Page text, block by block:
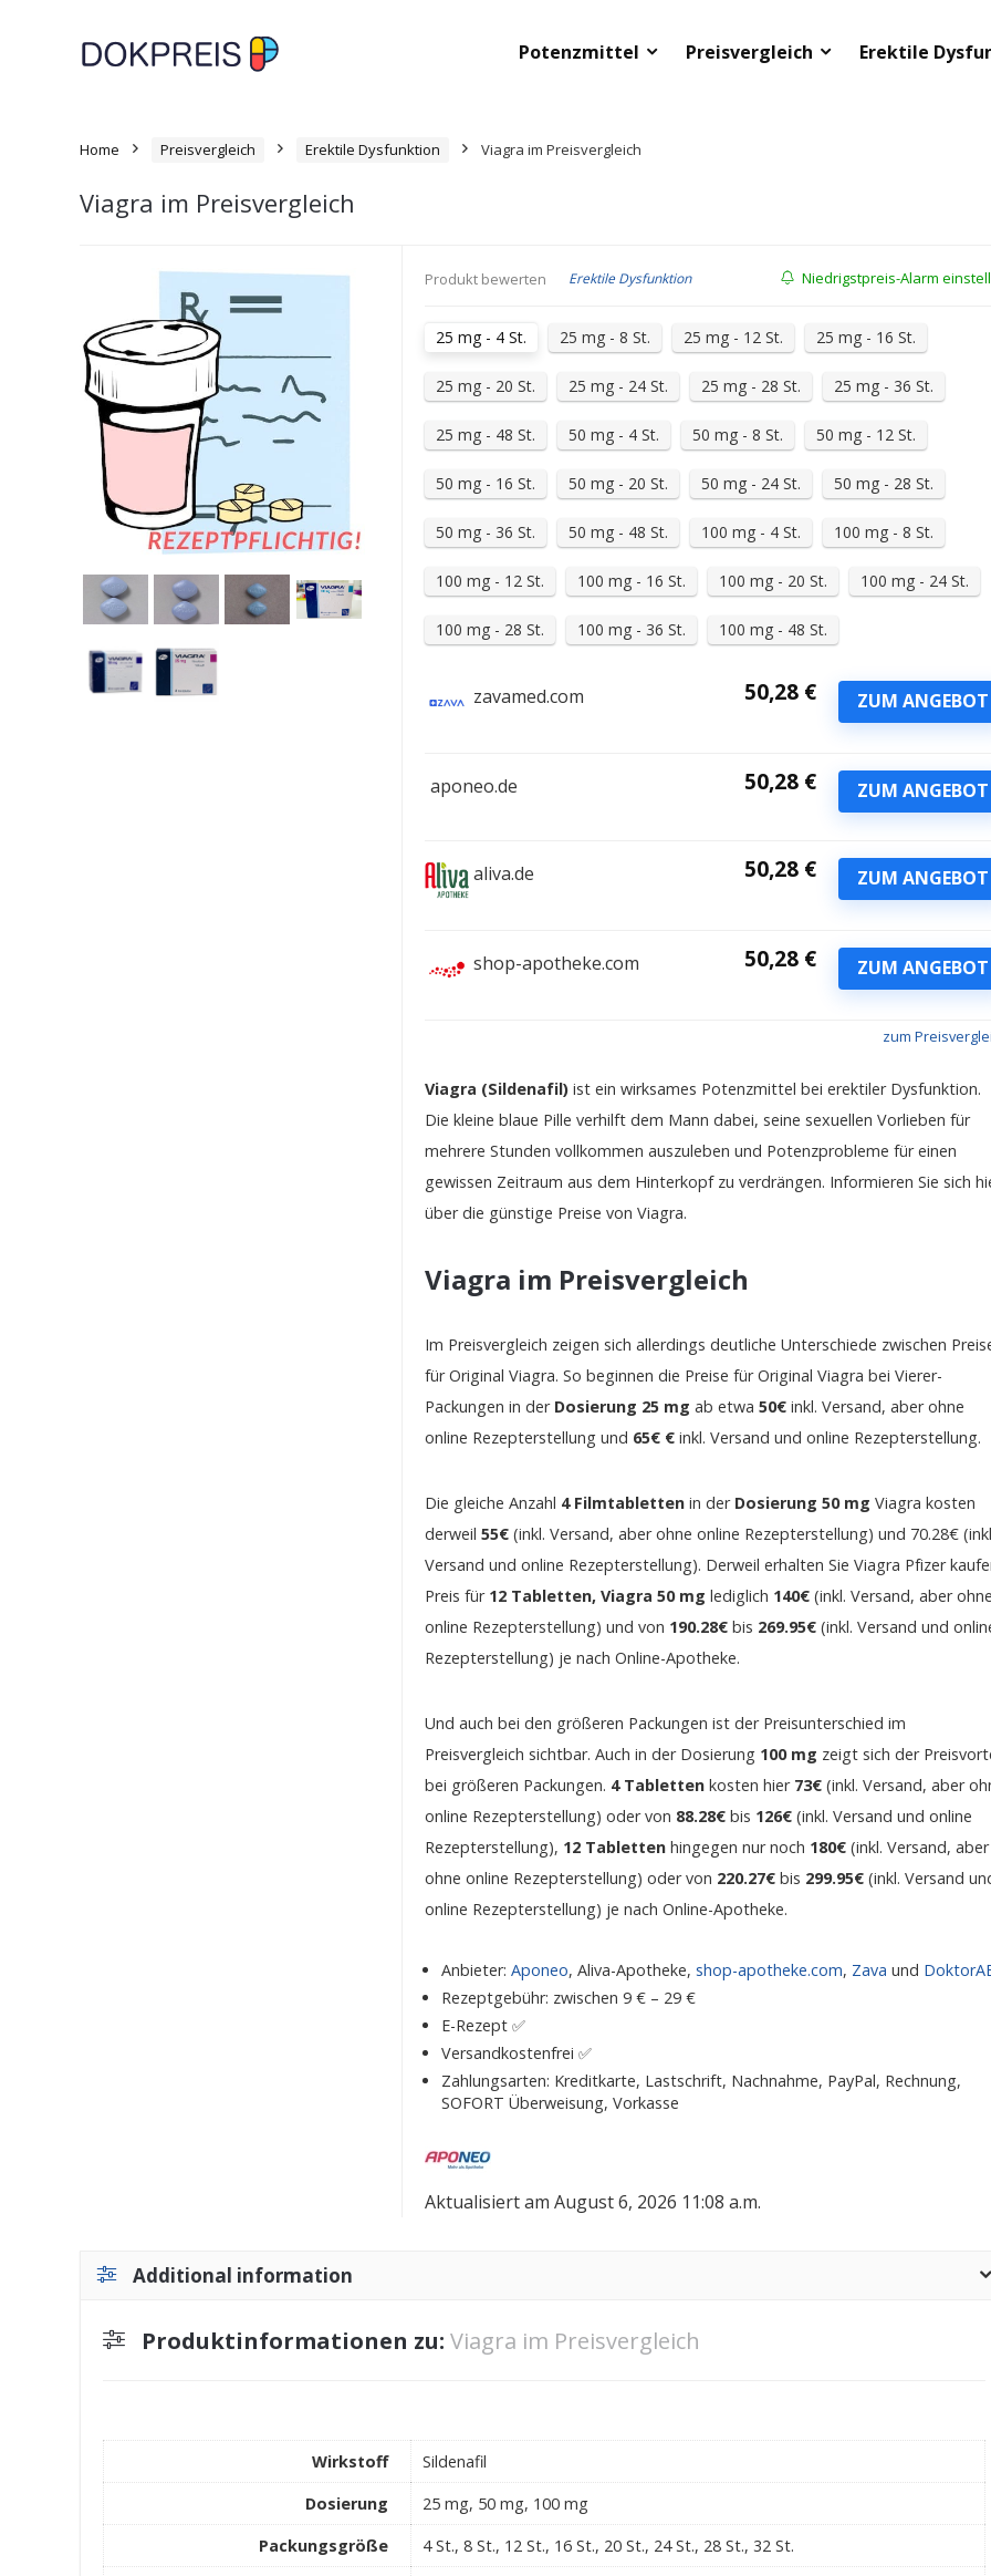
Potenzmittel Preisvergleich Erektile
Home Preisvergleich Erektile Dysfunktion Viagra im Preisvergleich
Viagra im Preisvergleich
Produkt bewerten Erektile Dysfunktion Niedrigstpreis-Alarm
25 mg - 4 St. 25 mg - 8 St. 25 mg - 12 St. 25 mg - 16 St.
25 mg - 20 St. 25 mg - 24 St. 25 mg - 28 St. 25 mg - 36 St.
25 mg - 48 St. 50 mg - 4 St. 50 mg - 8 St. 50 mg - 12 St.
50 mg - 16 St. 50 mg - 20 St. 50 mg - 24 St. 50 mg - 28 St.
50 mg - 36 St. 50 mg - 48 St. 100 mg - 4 St. 100 mg - 8 St.
100 mg - 12 St. 100 mg - 16 St. 100 mg - 20 St. 100 mg - 24 St.
100 mg - 28 St. 100 mg - 36 St. 100 mg - 48 St.
zavamed.com ZUM ANGEBOT
50,28 €
aponeo.de ZUM ANGEBOT
50,28 €
aliva.de ZUM ANGEBOT
50,28 €
shop-apotheke.com ZUM ANGEBOT
50,28 €
zum
Viagra (Sildenafil) ist ein wirksames Potenzmittel bei erektiler Dysfunktion.
Die kleine blaue Pille verhilft dem Mann dabei, seine sexuellen Vorlieben für
mehrere Stunden vollkommen auszuleben und Potenzprobleme für einen
gewissen Zeitraum aus dem Hinterkopf zu verdrängen. Informieren Sie sich
über die günstige Preise von Viagra.
Viagra im Preisvergleich
Im Preisvergleich zeigen sich allerdings deutliche Unterschiede zwischen
für Original Viagra. So beginnen die Preise für Original Viagra bei Vierer-
Packungen in der Dosierung 25 mg ab etwa50€ inkl. Versand, aber ohne
online Rezepterstellung und 65€ € inkl. Versand und online Rezepterstellung.
Die gleiche Anzahl 4 Filmtabletten in der Dosierung 50 mg Viagra kosten
derweil55€ (inkl. Versand, aber ohne online Rezepterstellung) und 70.28€
Versand und online Rezepterstellung). Derweil erhalten Sie Viagra Pfizer
Preis für 12 Tabletten, Viagra 50 mg lediglich 140€ (inkl. Versand, aber ohne
online Rezepterstellung) und von 190.28€ bis 269.95€ (inkl. Versand und
Rezepterstellung) je nach Online-Apotheke.
Und auch bei den größeren Packungen ist der Preisunterschied im
Preisvergleich sichtbar. Auch in der Dosierung 100 mg zeigt sich der
bei größeren Packungen. 4 Tabletten kosten hier 73€ (inkl. Versand, aber
online Rezepterstellung) oder von 88.28€ bis 126€ (inkl. Versand und online
Rezepterstellung), 12 Tabletten hingegen nur noch 180€ (inkl. Versand, aber
ohne online Rezepterstellung) oder von 220.27€ bis 299.95€ (inkl. Versand
online Rezepterstellung) je nach Online-Apotheke.
Anbieter:Aponeo, Aliva-Apotheke,shop-apotheke.com, Zava und
Rezeptgebühr: zwischen 9 € – 29 €
E-Rezept ✅
Versandkostenfrei ✅
Zahlungsarten: Kreditkarte, Lastschrift, Nachnahme, PayPal, Rechnung,
SOFORT Überweisung, Vorkasse
Aktualisiert am August 6, 2026 11:08 a.m.
Additional information
Produktinformationen zu: Viagra im Preisvergleich
Wirkstoff
Sildenafil
Dosierung
25 mg, 50 mg, 100 mg
Packungsgröße
4 St., 8 St., 12 St., 16 St., 20 St., 24 St., 28 St., 32 St.